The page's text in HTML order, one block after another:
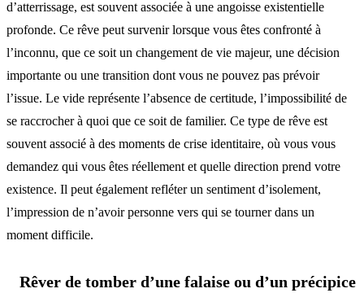
d’atterrissage, est souvent associée à une angoisse existentielle
profonde. Ce rêve peut survenir lorsque vous êtes confronté à
l’inconnu, que ce soit un changement de vie majeur, une décision
importante ou une transition dont vous ne pouvez pas prévoir
l’issue. Le vide représente l’absence de certitude, l’impossibilité de
se raccrocher à quoi que ce soit de familier. Ce type de rêve est
souvent associé à des moments de crise identitaire, où vous vous
demandez qui vous êtes réellement et quelle direction prend votre
existence. Il peut également refléter un sentiment d’isolement,
l’impression de n’avoir personne vers qui se tourner dans un
moment difficile.
Rêver de tomber d’une falaise ou d’un précipice